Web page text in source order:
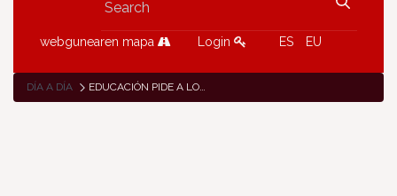
webgunearen mapa Login ES EU
DÍA A DÍA EDUCACIÓN PIDE A LOS CENTROS QUE NO BAJEN LA GUARDIA EN LA APLICACIÓN RIGUROSA DE LOS PROTOCOLOS PREVENTIVOS FRENTE AL COVID-19